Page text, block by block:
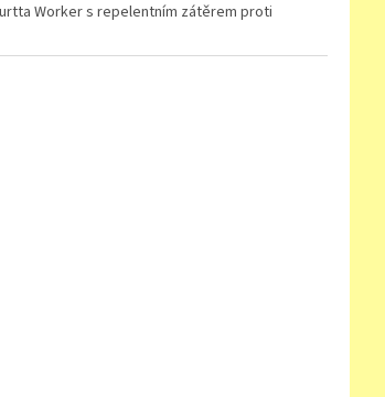
Worker s repelentním zátěrem proti